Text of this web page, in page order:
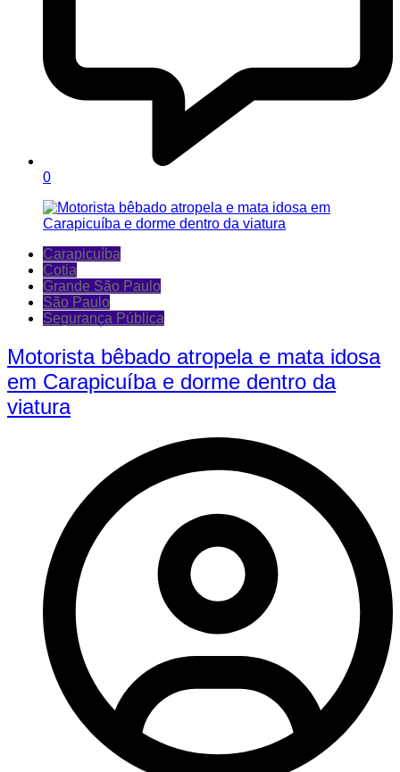
0
Carapicuíba
Cotia
Grande São Paulo
São Paulo
Segurança Pública
Motorista bêbado atropela e mata idosa
em Carapicuíba e dorme dentro da
viatura